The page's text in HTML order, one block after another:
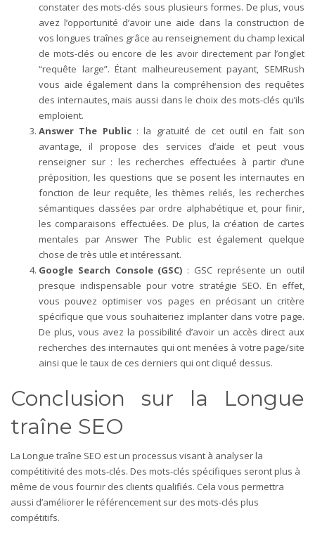
constater des mots-clés sous plusieurs formes. De plus, vous
avez l’opportunité d’avoir une aide dans la construction de
vos longues traînes grâce au renseignement du champ lexical
de mots-clés ou encore de les avoir directement par l’onglet
“requête large”. Étant malheureusement payant, SEMRush
vous aide également dans la compréhension des requêtes
des internautes, mais aussi dans le choix des mots-clés qu’ils
emploient.
Answer The Public: la gratuité de cet outil en fait son
avantage, il propose des services d’aide et peut vous
renseigner sur : les recherches effectuées à partir d’une
préposition, les questions que se posent les internautes en
fonction de leur requête, les thèmes reliés, les recherches
sémantiques classées par ordre alphabétique et, pour finir,
les comparaisons effectuées. De plus, la création de cartes
mentales par Answer The Public est également quelque
chose de très utile et intéressant.
Google Search Console (GSC) : GSC représente un outil
presque indispensable pour votre stratégie SEO. En effet,
vous pouvez optimiser vos pages en précisant un critère
spécifique que vous souhaiteriez implanter dans votre page.
De plus, vous avez la possibilité d’avoir un accès direct aux
recherches des internautes qui ont menées à votre page/site
ainsi que le taux de ces derniers qui ont cliqué dessus.
Conclusion sur la Longue
traîne SEO
La Longue traîne SEO est un processus visant à analyser la
compétitivité des mots-clés. Des mots-clés spécifiques seront plus à
même de vous fournir des clients qualifiés. Cela vous permettra
aussi d’améliorer le référencement sur des mots-clés plus
compétitifs.